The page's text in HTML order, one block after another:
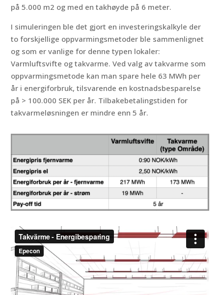
på 5.000 m2 og med en takhøyde på 6 meter.
I simuleringen ble det gjort en investeringskalkyle der
to forskjellige oppvarmingsmetoder ble sammenlignet
og som er vanlige for denne typen lokaler:
Varmluftsvifte og takvarme. Ved valg av takvarme som
oppvarmingsmetode kan man spare hele 63 MWh per
år i energiforbruk, tilsvarende en kostnadsbesparelse
på > 100.000 SEK per år. Tilbakebetalingstiden for
takvarmeløsningen er mindre enn 5 år.